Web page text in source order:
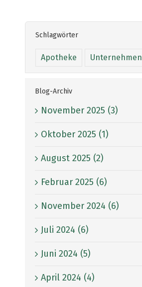
Schlagwörter
Apotheke Unternehmen
Blog-Archiv
November 2025 (3)
Oktober 2025 (1)
August 2025 (2)
Februar 2025 (6)
November 2024 (6)
Juli 2024 (6)
Juni 2024 (5)
April 2024 (4)